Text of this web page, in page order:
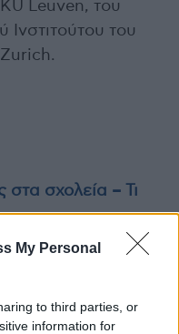
My Personal
to third parties, or
information for
Leuven, του
Ινστιτούτου του
Zurich.
στα σχολεία – Τι
Όταν η